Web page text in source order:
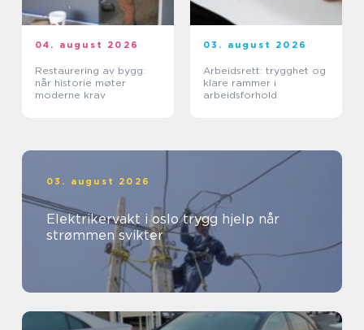
04. august 2026
Restaurering av bygg:
når historie møter
moderne krav
03. august 2026
Arbeidsrett: trygghet og
klare rammer i
arbeidsforhold
03. august 2026
Elektrikervakt i oslo trygg hjelp når
strømmen svikter